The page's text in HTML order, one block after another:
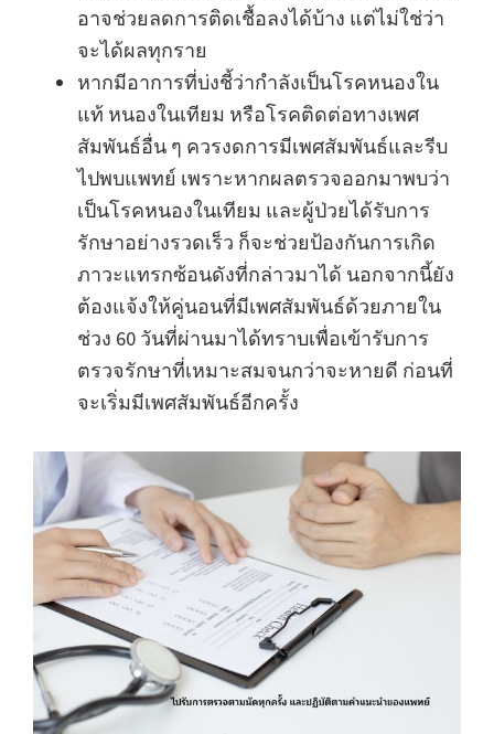
อาจช่วยลดการติดเชื้อลงได้บ้าง แต่ไม่ใช่ว่า
จะได้ผลทุกราย
หากมีอาการที่บ่งชี้ว่ากำลังเป็นโรคหนองใน
แท้ หนองในเทียม หรือโรคติดต่อทางเพศ
สัมพันธ์อื่น ๆ ควรงดการมีเพศสัมพันธ์และรีบ
ไปพบแพทย์ เพราะหากผลตรวจออกมาพบว่า
เป็นโรคหนองในเทียม และผู้ป่วยได้รับการ
รักษาอย่างรวดเร็ว ก็จะช่วยป้องกันการเกิด
ภาวะแทรกซ้อนดังที่กล่าวมาได้ นอกจากนี้ยัง
ต้องแจ้งให้คู่นอนที่มีเพศสัมพันธ์ด้วยภายใน
ช่วง 60 วันที่ผ่านมาได้ทราบเพื่อเข้ารับการ
ตรวจรักษาที่เหมาะสมจนกว่าจะหายดี ก่อนที่
จะเริ่มมีเพศสัมพันธ์อีกครั้ง